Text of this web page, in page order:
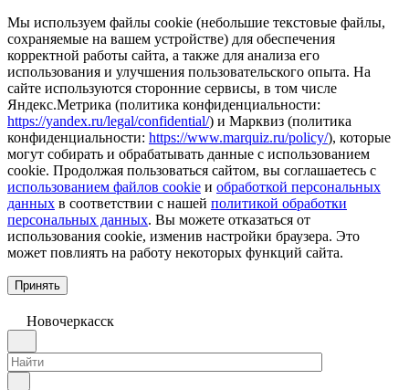
Мы используем файлы cookie (небольшие текстовые файлы,
сохраняемые на вашем устройстве) для обеспечения
корректной работы сайта, а также для анализа его
использования и улучшения пользовательского опыта. На
сайте используются сторонние сервисы, в том числе
Яндекс.Метрика (политика конфиденциальности:
https://yandex.ru/legal/confidential/) и Марквиз (политика
конфиденциальности: https://www.marquiz.ru/policy/), которые
могут собирать и обрабатывать данные с использованием
cookie. Продолжая пользоваться сайтом, вы соглашаетесь с
использованием файлов cookie и обработкой персональных
данных в соответствии с нашей политикой обработки
персональных данных. Вы можете отказаться от
использования cookie, изменив настройки браузера. Это
может повлиять на работу некоторых функций сайта.
Принять
Новочеркаcск